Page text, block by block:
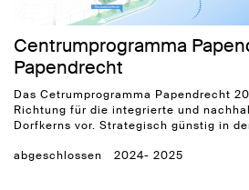
Centrumprogramma
Papendrecht
Das Cetrumprogramma Papendrecht
Richtung für die integrierte und
Dorfkerns vor. Strategisch günstig in
abgeschlossen 2024- 2025